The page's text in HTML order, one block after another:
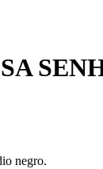
negro.